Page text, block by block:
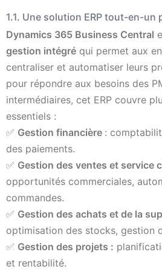
1.1. Une solution ERP tout-en-un
Dynamics 365 Business Central
gestion intégré qui permet aux
centraliser et automatiser leurs
pour répondre aux besoins des
intermédiaires, cet ERP couvre
essentiels :
✅ Gestion financière :
des paiements.
✅ Gestion des ventes et service
opportunités commerciales,
commandes.
✅ Gestion des achats et de la
optimisation des stocks, gestion
✅ Gestion des projets :
et rentabilité.